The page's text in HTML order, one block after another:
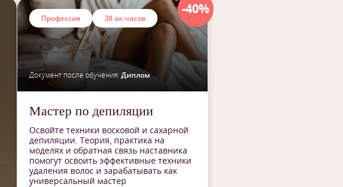
-40%
Профессия 38 ак.часов
Документ после обучения: Диплом
Мастер по депиляции
Освойте техники восковой и сахарной
депиляции. Теория, практика на
моделях и обратная связь наставника
помогут освоить эффективные техники
удаления волос и зарабатывать как
универсальный мастер